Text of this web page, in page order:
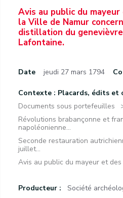
Avis au public du
la Ville de Namur
distillation du
Lafontaine.
Date jeudi 27 mars 1794
Contexte : Placards, édits et
Documents sous portefeuilles
Révolutions brabançonne et
napoléonienne...
Seconde restauration
juillet...
Avis au public du mayeur et
Producteur : Société